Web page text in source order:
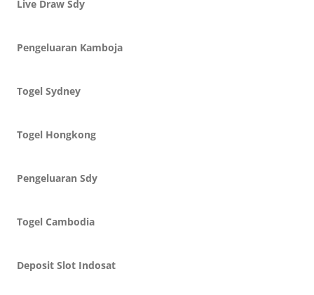
Live Draw Sdy
Pengeluaran Kamboja
Togel Sydney
Togel Hongkong
Pengeluaran Sdy
Togel Cambodia
Deposit Slot Indosat